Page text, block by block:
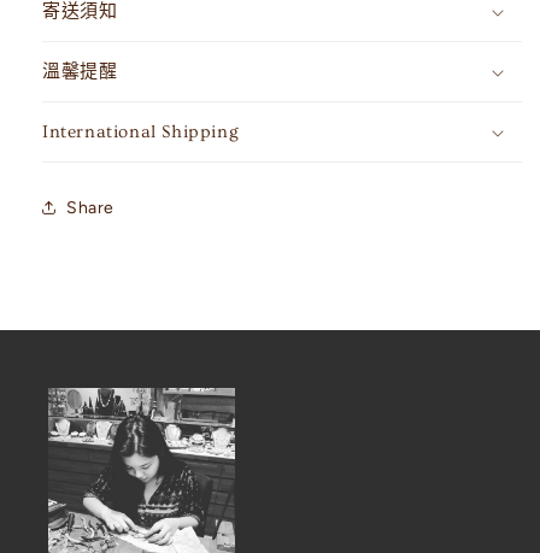
寄送須知
溫馨提醒
International Shipping
Share